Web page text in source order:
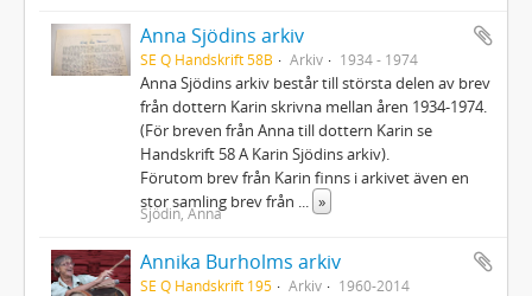
Anna Sjödins arkiv
SE Q Handskrift 58B Arkiv 1934 - 1974
Anna Sjödins arkiv består till största delen av brev
från dottern Karin skrivna mellan åren 1934-1974.
(För breven från Anna till dottern Karin se
Handskrift 58 A Karin Sjödins arkiv).
Förutom brev från Karin finns i arkivet även en
stor samling brev från
»
Sjödin, Anna
Annika Burholms arkiv
SE Q Handskrift 195 Arkiv 1960-2014